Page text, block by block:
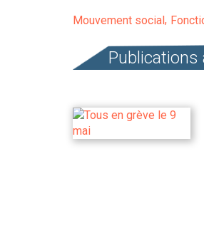
Mouvement social
Publications